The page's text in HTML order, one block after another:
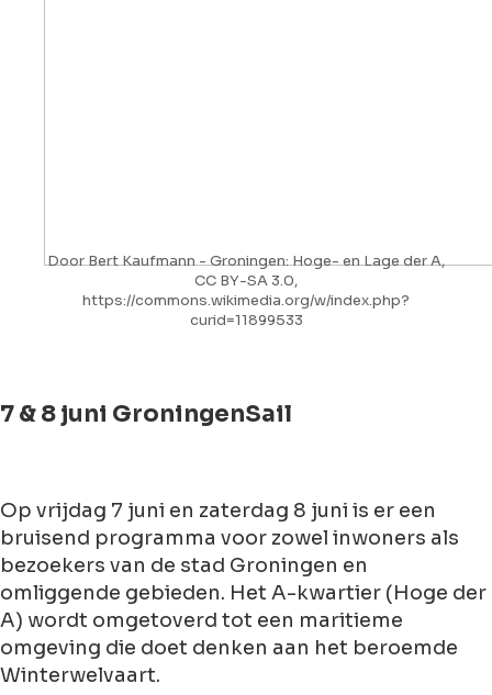
Door Bert Kaufmann - Groningen: Hoge- en Lage der A,
CC BY-SA 3.0,
https://commons.wikimedia.org/w/index.php?
curid=11899533
7 & 8 juni GroningenSail
Op vrijdag 7 juni en zaterdag 8 juni is er een
bruisend programma voor zowel inwoners als
bezoekers van de stad Groningen en
omliggende gebieden. Het A-kwartier (Hoge der
A) wordt omgetoverd tot een maritieme
omgeving die doet denken aan het beroemde
Winterwelvaart.